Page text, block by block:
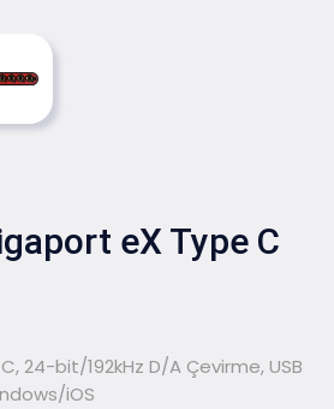
eX Type C
C, 24-bit/192kHz D/A Çevirme, USB
iOS